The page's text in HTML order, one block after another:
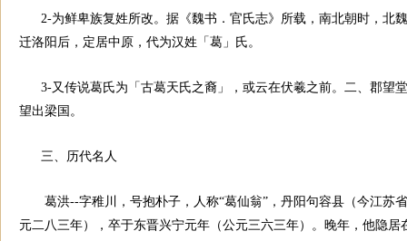
2-为鲜卑族复姓所改。据《魏书．官氏志》所载，南北朝时，北
迁洛阳后，定居中原，代为汉姓「葛」氏。
3-又传说葛氏为「古葛天氏之裔」，或云在伏羲之前。二、郡望
望出梁国。
三、历代名人
葛洪--字稚川，号抱朴子，人称“葛仙翁”，丹阳句容县（今江苏
元二八三年），卒于东晋兴宁元年（公元三六三年）。晚年，他隐